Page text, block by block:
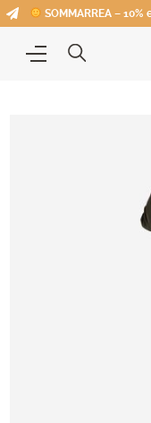
SOMMARREA –